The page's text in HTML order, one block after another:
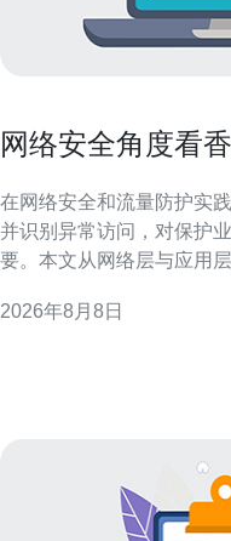
网络安全角度看
在网络安全和流量防护实
并识别异常访问，对保护
要。本文从网络层与应用
法，以及可落地的联合防
2026年8月8日